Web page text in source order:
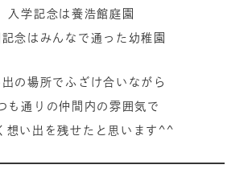
入学記念は養浩館庭園
念はみんなで通った幼稚園
出の場所でふざけ合いながら
も通りの仲間内の雰囲気で
想い出を残せたと思います^^